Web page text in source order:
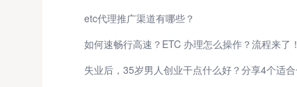
etc代理推广渠道有哪些？
如何速畅行高速？ETC 办理怎么操作？流程来了！